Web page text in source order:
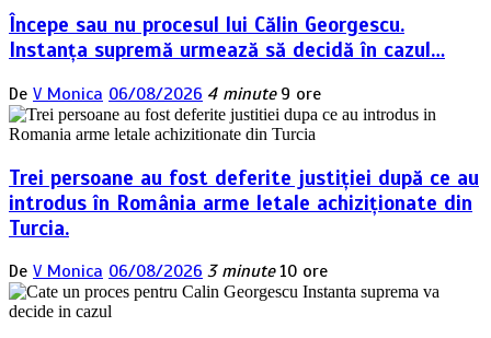
Începe sau nu procesul lui Călin Georgescu.
Instanța supremă urmează să decidă în cazul…
De V Monica 06/08/2026 4 minute 9 ore
Trei persoane au fost deferite justiției după ce au
introdus în România arme letale achiziționate din
Turcia.
De V Monica 06/08/2026 3 minute 10 ore